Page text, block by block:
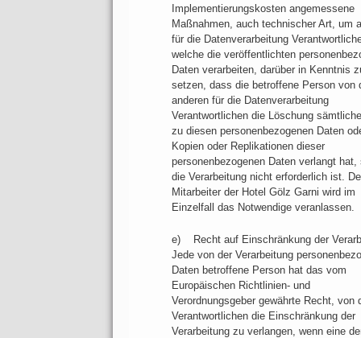
Implementierungskosten angemessene
Maßnahmen, auch technischer Art, um
für die Datenverarbeitung
welche die veröffentlichten
Daten verarbeiten, darüber in Kenntnis
setzen, dass die betroffene Person von
anderen für die Datenverarbeitung
Verantwortlichen die Löschung
zu diesen personenbezogenen Daten
Kopien oder Replikationen dieser
personenbezogenen Daten verlangt hat,
die Verarbeitung nicht erforderlich ist.
Mitarbeiter der Hotel Gölz Garni wird im
Einzelfall das Notwendige veranlassen.
e) Recht auf Einschränkung der
Jede von der Verarbeitung
Daten betroffene Person hat das vom
Europäischen Richtlinien- und
Verordnungsgeber gewährte Recht, von
Verantwortlichen die Einschränkung der
Verarbeitung zu verlangen, wenn eine